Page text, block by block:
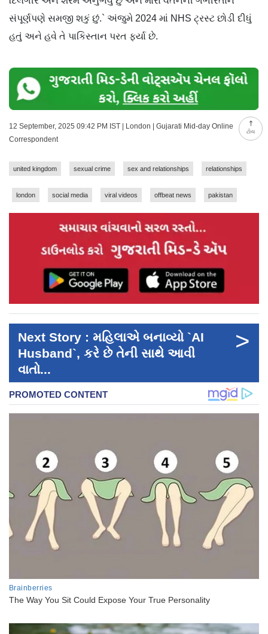
ટોચ
સંપૂર્ણપણે સમજી શકું છું.` અંજુમે 2024 માં NHS ટ્રસ્ટ છોડી દીધું
હતું અને હવે તે પાકિસ્તાન પરત ફર્યા છે.
12 September, 2025 09:42 PM IST | London | Gujarati Mid-day Online
Correspondent
united kingdom sexual crime sex and relationships relationships
london social media viral videos offbeat news pakistan
Next Story : મહિલાએ બનાવ્યો `AI
Husband`, કરે છે તેની સાથે આવી
વાતો...
>